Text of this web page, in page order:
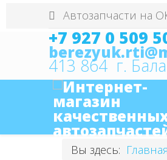
Автозапчасти на
+7 927 0 509
413 864 г.
Вы здесь: Главная